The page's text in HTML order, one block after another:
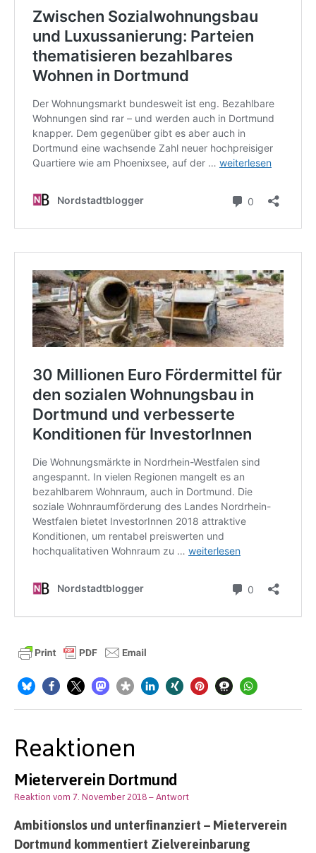
Reaktionen
Mieterverein Dortmund
Reaktion vom 7. November 2018– Antwort
Ambitionslos und unterfinanziert – Mieterverein
Dortmund kommentiert Zielvereinbarung